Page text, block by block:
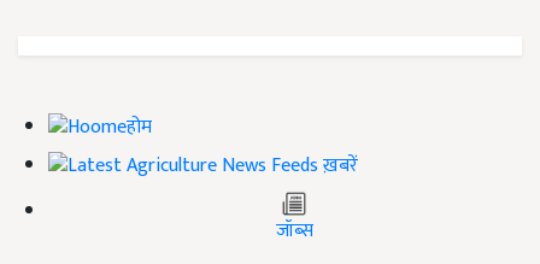
होम
ख़बरें
जॉब्स